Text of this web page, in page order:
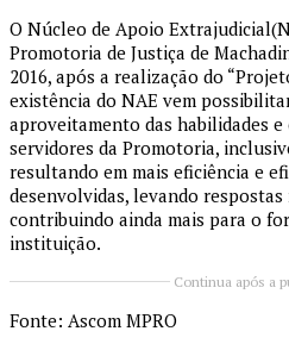
O Núcleo de Apoio
Promotoria de Justiça de
2016, após a realização do
existência do NAE vem
aproveitamento das habilidades
servidores da Promotoria,
resultando em mais eficiência e
desenvolvidas, levando respostas
contribuindo ainda mais para o
instituição.
Continua após a
Fonte: Ascom MPRO